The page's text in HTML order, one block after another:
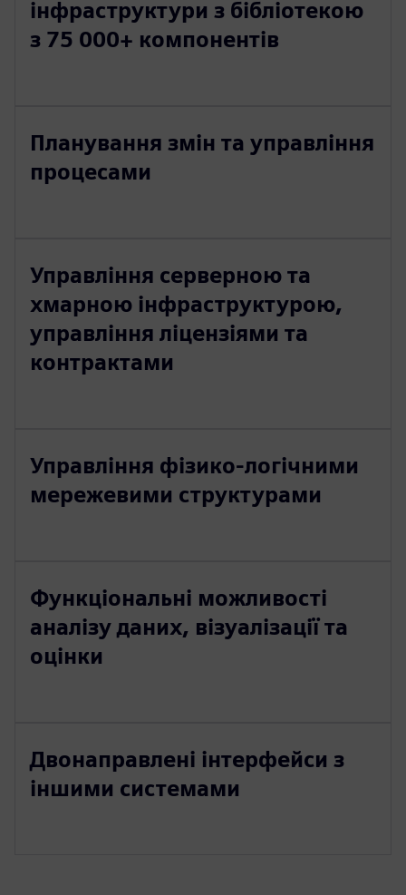
інфраструктури з бібліотекою
з 75 000+ компонентів
Планування змін та управління
процесами
Управління серверною та
хмарною інфраструктурою,
управління ліцензіями та
контрактами
Управління фізико-логічними
мережевими структурами
Функціональні можливості
аналізу даних, візуалізації та
оцінки
Двонаправлені інтерфейси з
іншими системами